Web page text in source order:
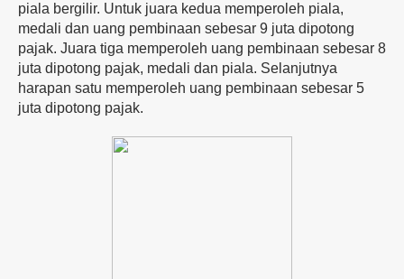
piala bergilir. Untuk juara kedua memperoleh piala,
medali dan uang pembinaan sebesar 9 juta dipotong
pajak. Juara tiga memperoleh uang pembinaan sebesar 8
juta dipotong pajak, medali dan piala. Selanjutnya
harapan satu memperoleh uang pembinaan sebesar 5
juta dipotong pajak.